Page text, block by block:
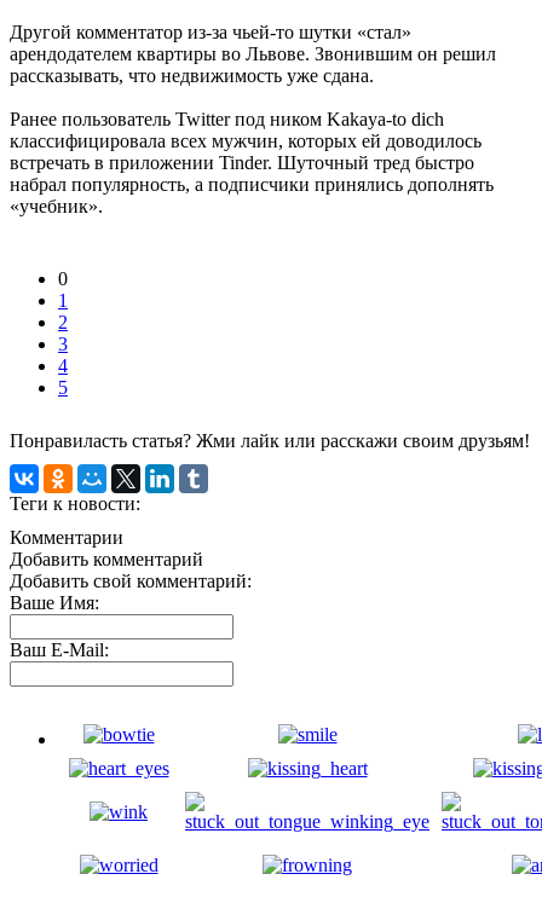
Другой комментатор из-за чьей-то шутки «стал»
арендодателем квартиры во Львове. Звонившим он решил
рассказывать, что недвижимость уже сдана.
Ранее пользователь Twitter под ником Kakaya-to dich
классифицировала всех мужчин, которых ей доводилось
встречать в приложении Tinder. Шуточный тред быстро
набрал популярность, а подписчики принялись дополнять
«учебник».
0
1
2
3
4
5
Понравиласть статья? Жми лайк или расскажи своим друзьям!
Теги к новости:
Комментарии
Добавить комментарий
Добавить свой комментарий:
Ваше Имя:
Ваш E-Mail: